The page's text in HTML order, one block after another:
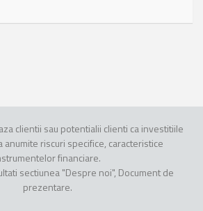
clientii sau potentialii clienti ca investitiile
anumite riscuri specifice, caracteristice
financiare.
sectiunea "Despre noi", Document de
prezentare.